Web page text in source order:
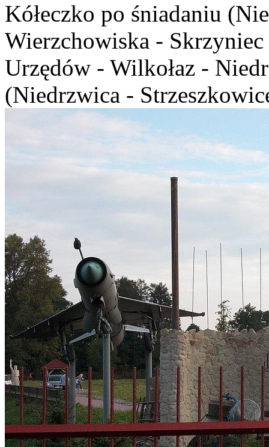
Kółeczko po śniadaniu
Wierzchowiska -
Urzędów - Wilkołaz -
(Niedrzwica -